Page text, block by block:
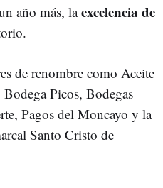
año más, laexcelencia de
de renombre como Aceite
Picos, Bodegas
Pagos del Moncayo y la
Santo Cristo de